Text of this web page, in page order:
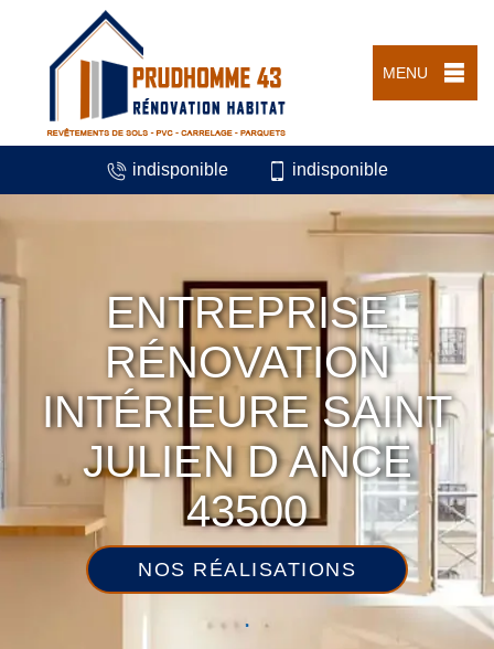
MENU
indisponible indisponible
ENTREPRISE
RÉNOVATION
INTÉRIEURE SAINT
JULIEN D ANCE
43500
NOS RÉALISATIONS